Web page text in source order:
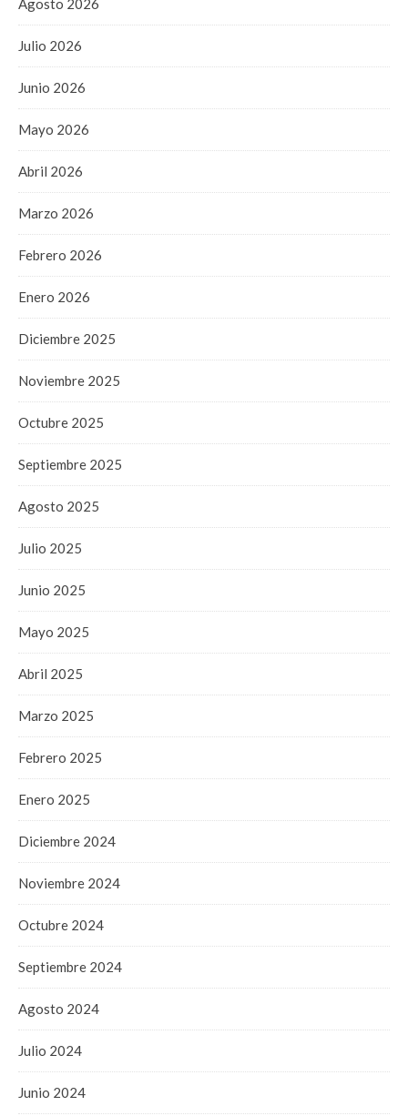
Agosto 2026
Julio 2026
Junio 2026
Mayo 2026
Abril 2026
Marzo 2026
Febrero 2026
Enero 2026
Diciembre 2025
Noviembre 2025
Octubre 2025
Septiembre 2025
Agosto 2025
Julio 2025
Junio 2025
Mayo 2025
Abril 2025
Marzo 2025
Febrero 2025
Enero 2025
Diciembre 2024
Noviembre 2024
Octubre 2024
Septiembre 2024
Agosto 2024
Julio 2024
Junio 2024